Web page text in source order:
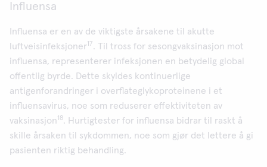
Influensa
Influensa er en av de viktigste årsakene til akutte
luftveisinfeksjoner17. Til tross for sesongvaksinasjon mot
influensa, representerer infeksjonen en betydelig global
offentlig byrde. Dette skyldes kontinuerlige
antigenforandringer i overflateglykoproteinene i et
influensavirus, noe som reduserer effektiviteten av
vaksinasjon18. Hurtigtester for influensa bidrar til raskt å
skille årsaken til sykdommen, noe som gjør det lettere å gi
pasienten riktig behandling.